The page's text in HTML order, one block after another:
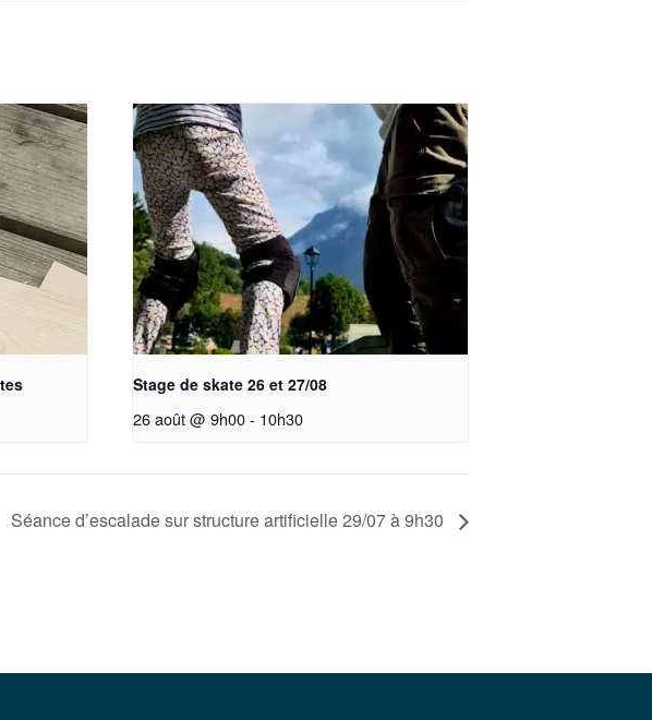
Stage de skate 26 et 27/08
26 août @ 9h00- 10h30
Séance d’escalade sur structure artificielle 29/07 à 9h30